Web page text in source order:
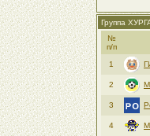
Группа
№
п/п
1
2
3
4